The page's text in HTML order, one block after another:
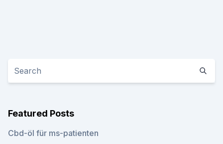
Featured Posts
Cbd-öl für ms-patienten